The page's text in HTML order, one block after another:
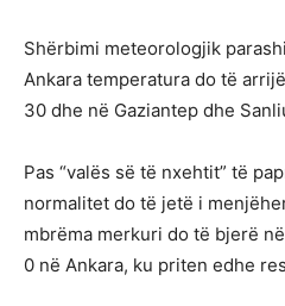
Shërbimi meteorologjik
Ankara temperatura do të
30 dhe në Gaziantep dhe
Pas “valës së të nxehtit” të
normalitet do të jetë i
mbrëma merkuri do të bjerë
0 në Ankara, ku priten edhe